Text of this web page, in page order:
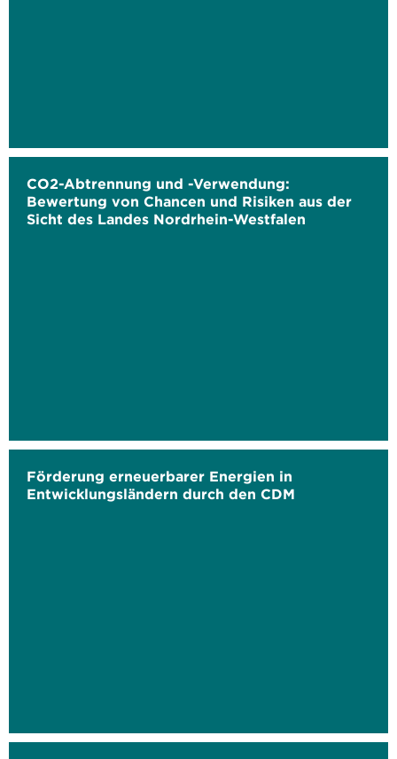
CO2-Abtrennung und -Verwendung:
Bewertung von Chancen und Risiken aus der
Sicht des Landes Nordrhein-Westfalen
Förderung erneuerbarer Energien in
Entwicklungsländern durch den CDM